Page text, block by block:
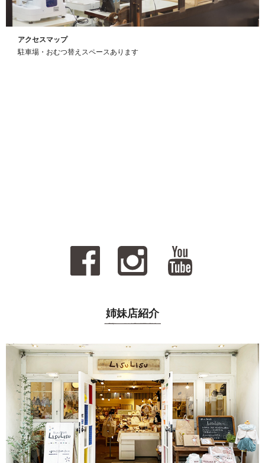
アクセスマップ
駐車場・おむつ替えスペースあります
姉妹店紹介